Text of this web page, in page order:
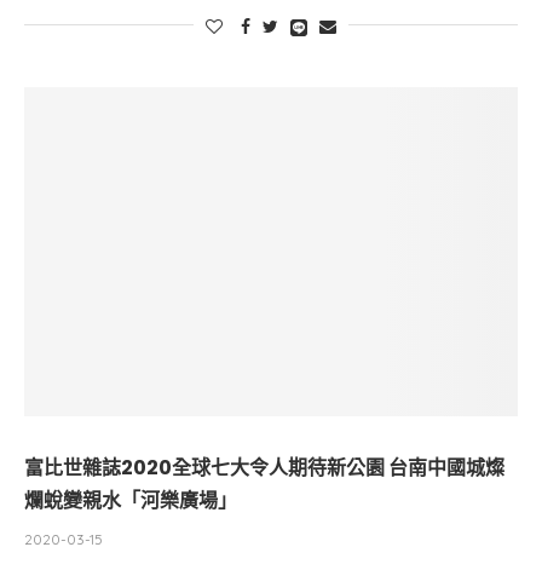
富比世雜誌2020全球七大令人期待新公園 台南中國城燦
爛蛻變親水「河樂廣場」
2020-03-15